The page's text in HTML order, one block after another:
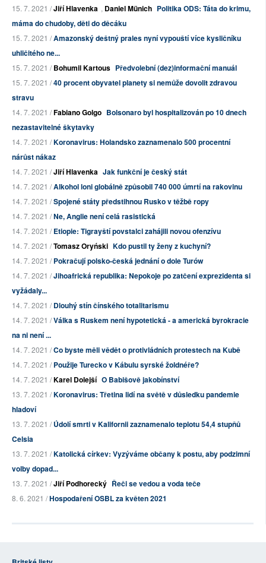
15. 7. 2021 /Jiří Hlavenka , Daniel Münich Politika ODS: Táta do krimu,
máma do chudoby, děti do děcáku
15. 7. 2021 /Amazonský deštný prales nyní vypouští více kysličníku
uhličitého ne...
15. 7. 2021 /Bohumil Kartous Předvolební (dez)informační manuál
15. 7. 2021 /40 procent obyvatel planety si nemůže dovolit zdravou
stravu
14. 7. 2021 /Fabiano Golgo Bolsonaro byl hospitalizován po 10 dnech
nezastavitelné škytavky
14. 7. 2021 /Koronavirus: Holandsko zaznamenalo 500 procentní
nárůst nákaz
14. 7. 2021 /Jiří Hlavenka Jak funkční je český stát
14. 7. 2021 /Alkohol loni globálně způsobil 740 000 úmrtí na rakovinu
14. 7. 2021 /Spojené státy předstihnou Rusko v těžbě ropy
14. 7. 2021 /Ne, Anglie není celá rasistická
14. 7. 2021 /Etiopie: Tigrayští povstalci zahájili novou ofenzívu
14. 7. 2021 /Tomasz Oryński Kdo pustil ty ženy z kuchyní?
14. 7. 2021 /Pokračují polsko-česká jednání o dole Turów
14. 7. 2021 /Jihoafrická republika: Nepokoje po zatčení exprezidenta si
vyžádaly...
14. 7. 2021 /Dlouhý stín čínského totalitarismu
14. 7. 2021 /Válka s Ruskem není hypotetická - a americká byrokracie
na ni není ...
14. 7. 2021 /Co byste měli vědět o protivládních protestech na Kubě
14. 7. 2021 /Použije Turecko v Kábulu syrské žoldnéře?
14. 7. 2021 /Karel Dolejší O Babišově jakobínství
13. 7. 2021 /Koronavirus: Třetina lidí na světě v důsledku pandemie
hladoví
13. 7. 2021 /Údolí smrti v Kalifornii zaznamenalo teplotu 54,4 stupňů
Celsia
13. 7. 2021 /Katolická církev: Vyzýváme občany k postu, aby podzimní
volby dopad...
13. 7. 2021 /Jiří Podhorecký Řeči se vedou a voda teče
8. 6. 2021 /Hospodaření OSBL za květen 2021